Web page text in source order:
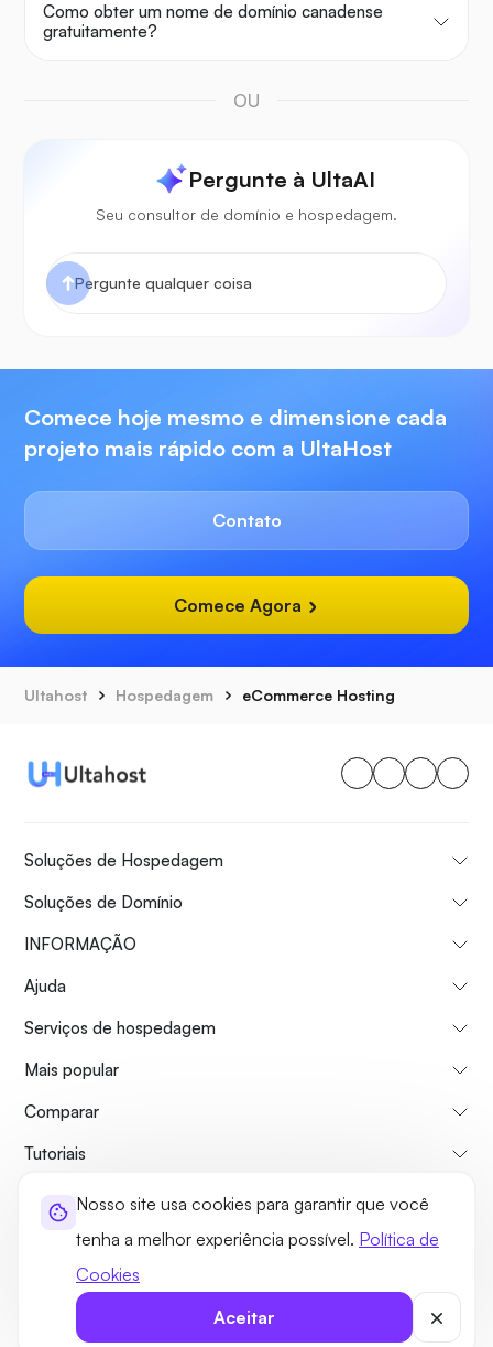
Nosso site usa cookies para garantir que você
tenha a melhor experiência possível. Política de
Cookies
Aceitar
Como obter um nome de domínio canadense
gratuitamente?
OU
Pergunte à UltaAI
Seu consultor de domínio e hospedagem.
Comece hoje mesmo e dimensione cada
projeto mais rápido com a UltaHost
Contato
Comece Agora
Ultahost Hospedagem eCommerce Hosting
Soluções de Hospedagem
Soluções de Domínio
INFORMAÇÃO
Ajuda
Serviços de hospedagem
Mais popular
Comparar
Tutoriais
Sobre nós
Política de PrivacidadeJurídicoMapa do site
©2026 UltaHost - Todos os direitos reservados